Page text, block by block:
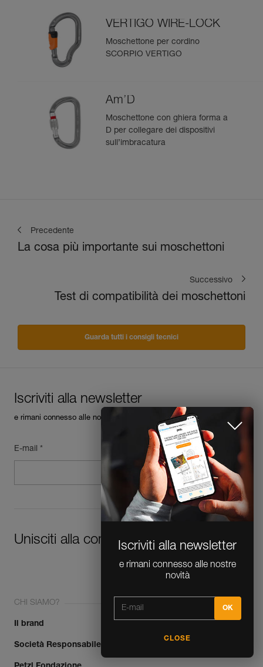
VERTIGO WIRE-LOCK
Moschettone per cordino
SCORPIO VERTIGO
Am’D
Moschettone con ghiera forma a
D per collegare dei dispositivi
sull’imbracatura
Precedente
La cosa più importante sui moschettoni
Successivo
Test di compatibilità dei moschettoni
Guarda tutti i consigli tecnici
Iscriviti alla newsletter
e rimani connesso alle nostre
novità
CLOSE
Iscriviti alla newsletter
e rimani connesso alle nostre novità
E-mail *
Unisciti alla community!
CHI SIAMO?
Il brand
Società Responsabile